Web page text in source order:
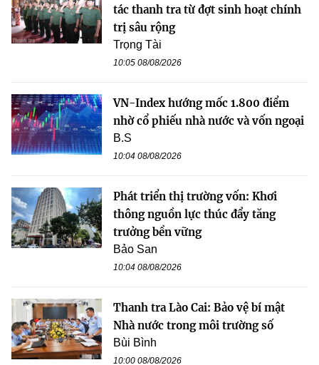
tác thanh tra từ đợt sinh hoạt chính
trị sâu rộng
Trọng Tài
10:05 08/08/2026
VN-Index hướng mốc 1.800 điểm
nhờ cổ phiếu nhà nước và vốn ngoại
B.S
10:04 08/08/2026
Phát triển thị trường vốn: Khơi
thông nguồn lực thúc đẩy tăng
trưởng bền vững
Bảo San
10:04 08/08/2026
Thanh tra Lào Cai: Bảo vệ bí mật
Nhà nước trong môi trường số
Bùi Bình
10:00 08/08/2026